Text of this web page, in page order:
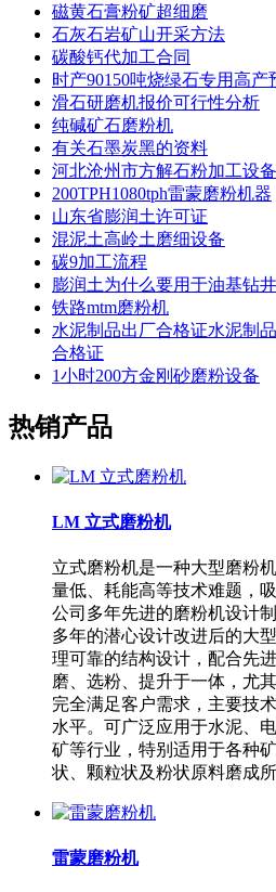
磁黄石膏粉矿超细磨
石灰石岩矿山开采方法
碳酸钙代加工合同
时产90150吨烧绿石专用高产
滑石研磨机报价可行性分析
纯碱矿石磨粉机
有关石墨炭黑的资料
河北沧州市方解石粉加工设
200TPH1080tph雷蒙磨粉机器
山东省膨润土许可证
混泥土高岭土磨细设备
碳9加工流程
膨润土为什么要用于油基钻
铁路mtm磨粉机
水泥制品出厂合格证水泥制
合格证
1小时200方金刚砂磨粉设备
热销产品
LM 立式磨粉机
立式磨粉机是一种大型磨粉
量低、耗能高等技术难题，
公司多年先进的磨粉机设计
多年的潜心设计改进后的大
理可靠的结构设计，配合先
磨、选粉、提升于一体，尤
完全满足客户需求，主要技
水平。可广泛应用于水泥、
矿等行业，特别适用于各种
状、颗粒状及粉状原料磨成
雷蒙磨粉机